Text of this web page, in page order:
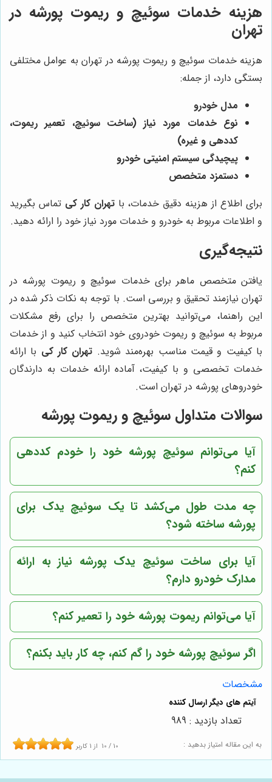
هزینه خدمات سوئیچ و ریموت پورشه در
تهران
هزینه خدمات سوئیچ و ریموت پورشه در تهران به عوامل مختلفی
بستگی دارد، از جمله:
مدل خودرو
نوع خدمات مورد نیاز (ساخت سوئیچ، تعمیر ریموت،
کددهی و غیره)
پیچیدگی سیستم امنیتی خودرو
دستمزد متخصص
برای اطلاع از هزینه دقیق خدمات، باتهران کار کی تماس بگیرید
و اطلاعات مربوط به خودرو و خدمات مورد نیاز خود را ارائه دهید.
نتیجه‌گیری
یافتن متخصص ماهر برای خدمات سوئیچ و ریموت پورشه در
تهران نیازمند تحقیق و بررسی است. با توجه به نکات ذکر شده در
این راهنما، می‌توانید بهترین متخصص را برای رفع مشکلات
مربوط به سوئیچ و ریموت خودروی خود انتخاب کنید و از خدمات
با کیفیت و قیمت مناسب بهره‌مند شوید. تهران کار کی با ارائه
خدمات تخصصی و با کیفیت، آماده ارائه خدمات به دارندگان
خودروهای پورشه در تهران است.
سوالات متداول سوئیچ و ریموت پورشه
آیا می‌توانم سوئیچ پورشه خود را خودم کددهی
کنم؟
چه مدت طول می‌کشد تا یک سوئیچ یدک برای
پورشه ساخته شود؟
آیا برای ساخت سوئیچ یدک پورشه نیاز به ارائه
مدارک خودرو دارم؟
آیا می‌توانم ریموت پورشه خود را تعمیر کنم؟
اگر سوئیچ پورشه خود را گم کنم، چه کار باید بکنم؟
مشخصات
به این مقاله امتیاز بدهید : 10 / 10 از 1 کاربر
تعداد بازدید : 989